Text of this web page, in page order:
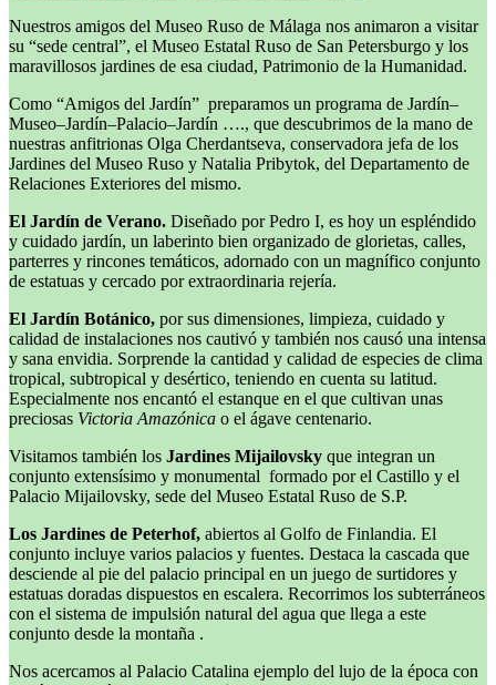
Nuestros amigos del Museo Ruso de Málaga nos animaron a visitar
su “sede central”, el Museo Estatal Ruso de San Petersburgo y los
maravillosos jardines de esa ciudad, Patrimonio de la Humanidad.
Como “Amigos del Jardín” preparamos un programa de Jardín–
Museo–Jardín–Palacio–Jardín …., que descubrimos de la mano de
nuestras anfitrionas Olga Cherdantseva, conservadora jefa de los
Jardines del Museo Ruso y Natalia Pribytok, del Departamento de
Relaciones Exteriores del mismo.
El Jardín de Verano. Diseñado por Pedro I, es hoy un espléndido
y cuidado jardín, un laberinto bien organizado de glorietas, calles,
parterres y rincones temáticos, adornado con un magnífico conjunto
de estatuas y cercado por extraordinaria rejería.
El Jardín Botánico, por sus dimensiones, limpieza, cuidado y
calidad de instalaciones nos cautivó y también nos causó una intensa
y sana envidia. Sorprende la cantidad y calidad de especies de clima
tropical, subtropical y desértico, teniendo en cuenta su latitud.
Especialmente nos encantó el estanque en el que cultivan unas
preciosas Victoria Amazónica o el ágave centenario.
Visitamos también los Jardines Mijailovsky que integran un
conjunto extensísimo y monumental formado por el Castillo y el
Palacio Mijailovsky, sede del Museo Estatal Ruso de S.P.
Los Jardines de Peterhof, abiertos al Golfo de Finlandia. El
conjunto incluye varios palacios y fuentes. Destaca la cascada que
desciende al pie del palacio principal en un juego de surtidores y
estatuas doradas dispuestos en escalera. Recorrimos los subterráneos
con el sistema de impulsión natural del agua que llega a este
conjunto desde la montaña .
Nos acercamos al Palacio Catalina ejemplo del lujo de la época con